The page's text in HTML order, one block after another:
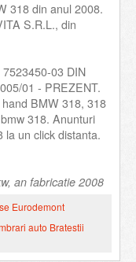
318 din anul 2008.
S.R.L., din
03 DIN
01 - PREZENT.
BMW 318, 318
318. Anunturi
la un click distanta.
an fabricatie 2008
Eurodemont
auto Bratestii